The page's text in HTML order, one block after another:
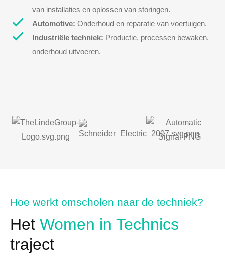
van installaties en oplossen van storingen.
Automotive: Onderhoud en reparatie van voertuigen.
Industriële techniek: Productie, processen bewaken,
onderhoud uitvoeren.
Hoe werkt omscholen naar de techniek?
Het Women in Technics
traject